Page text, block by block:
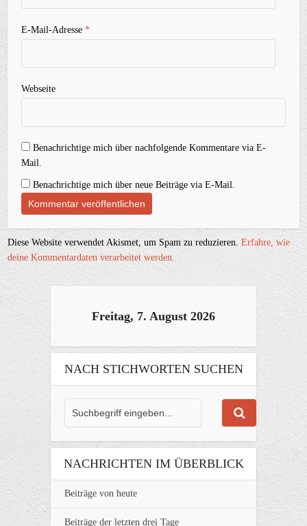
E-Mail-Adresse*
Webseite
Benachrichtige mich über nachfolgende Kommentare via E-
Mail.
Benachrichtige mich über neue Beiträge via E-Mail.
Diese Website verwendet Akismet, um Spam zu reduzieren.Erfahre, wie
deine Kommentardaten verarbeitet werden.
Freitag, 7. August 2026
NACH STICHWORTEN SUCHEN
NACHRICHTEN IM ÜBERBLICK
Beiträge von heute
Beiträge der letzten drei Tage